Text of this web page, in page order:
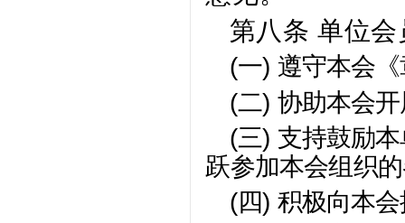
第八条 单位
(一) 遵守本会
(二) 协助本会
(三) 支持鼓励
跃参加本会组织
(四) 积极向本